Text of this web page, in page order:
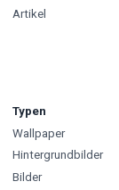
Artikel
Typen
Wallpaper
Hintergrundbilder
Bilder